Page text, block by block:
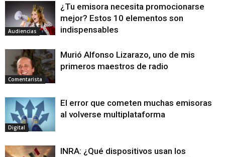
Audiencias
¿Tu emisora necesita promocionarse
mejor? Estos 10 elementos son
indispensables
Comentarista
Murió Alfonso Lizarazo, uno de mis
primeros maestros de radio
Digital
El error que cometen muchas emisoras
al volverse multiplataforma
INRA: ¿Qué dispositivos usan los